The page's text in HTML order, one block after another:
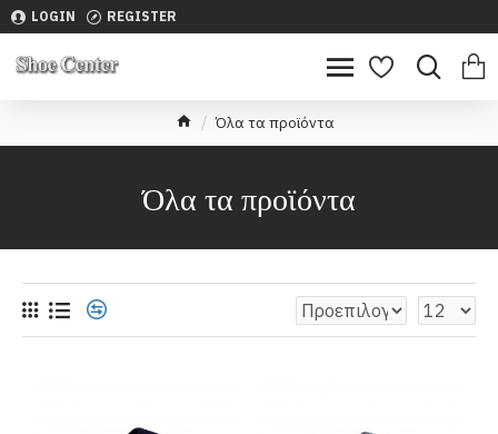
LOGIN REGISTER
Όλα τα προϊόντα
Όλα τα προϊόντα